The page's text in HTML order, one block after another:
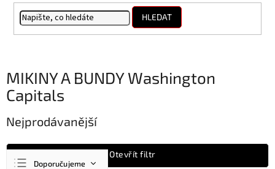
HLEDAT
MIKINY A BUNDY Washington
Capitals
Nejprodávanější
Doporučujeme
Otevřít filtr